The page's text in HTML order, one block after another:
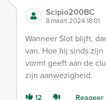
Scipio200BC
8 maart 2024 18:01
Wanneer Slot blijft,
van. Hoe hij sinds
vormt geeft aan de
zijn aanwezigheid.
12 Reageer